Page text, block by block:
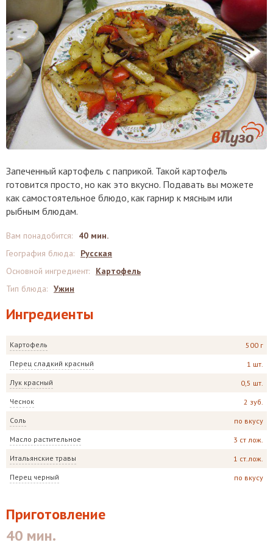
Запеченный картофель с паприкой. Такой картофель
готовится просто, но как это вкусно. Подавать вы можете
как самостоятельное блюдо, как гарнир к мясным или
рыбным блюдам.
Ингредиенты
Картофель 500 г
Перец сладкий красный 1 шт.
Лук красный 0,5 шт.
Чеснок 2 зуб.
Соль по вкусу
Масло растительное 3 ст лож.
Итальянские травы 1 ст.лож.
Перец черный по вкусу
Вам понадобится:
40 мин.
География блюда:
Русская
Основной ингредиент:
Картофель
Тип блюда: Ужин
Приготовление
40 мин.